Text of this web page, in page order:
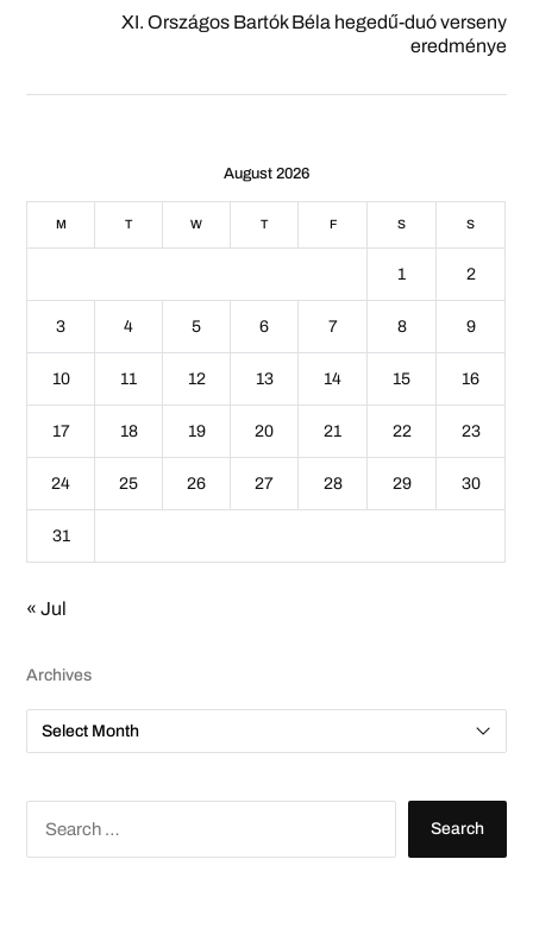
XI. Országos Bartók Béla hegedű-duó verseny
eredménye
August 2026
M T W T F S S
1 2
3 4 5 6 7 8 9
10 11 12 13 14 15 16
17 18 19 20 21 22 23
24 25 26 27 28 29 30
31
« Jul
Archives
A
c
v
S
r